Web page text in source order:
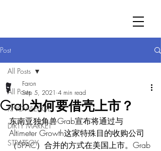
Post
All Posts
KNOWLEDGE
DIRTY MARKET
STRATEGY
All Posts
Grab为何要借壳上市？
Faron
Sep 5, 2021 4 min read
东南亚独角兽Grab宣布将通过与
Altimeter Growth这家特殊目的收购公司
（SPAC）合并的方式在美国上市。Grab